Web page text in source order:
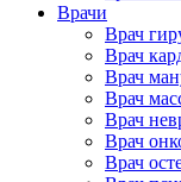
Врачи
Врач
Врач
Врач
Врач
Врач
Врач
Врач